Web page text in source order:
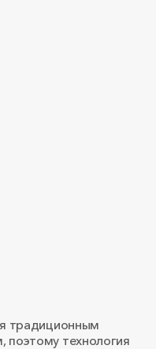
традиционным
технология